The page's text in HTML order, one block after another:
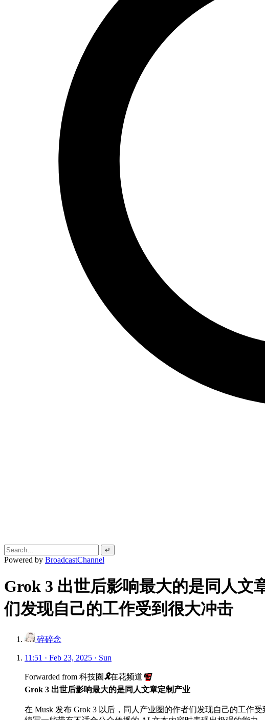
↵
Powered by BroadcastChannel
Grok 3 出世后影响最大的是同人文
们发现自己的工作受到很大冲击
碎碎念
11:51 · Feb 23, 2025 · Sun
Forwarded from 科技圈🎗在花频道📮
Grok 3 出世后影响最大的是同人文章定制产业
在 Musk 发布 Grok 3 以后，同人产业圈的作者们发现自己的工作